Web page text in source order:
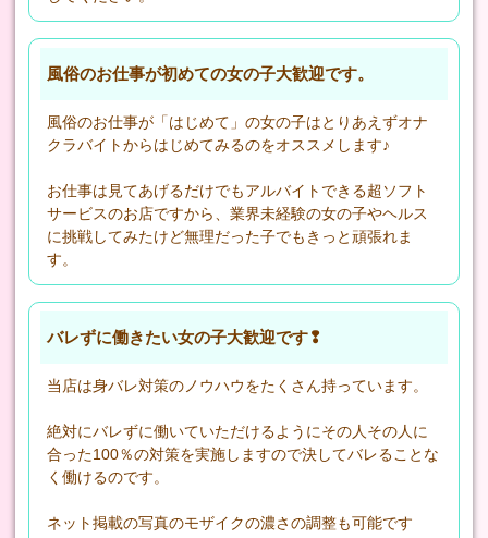
風俗のお仕事が初めての女の子大歓迎です。
風俗のお仕事が「はじめて」の女の子はとりあえずオナ
クラバイトからはじめてみるのをオススメします♪
お仕事は見てあげるだけでもアルバイトできる超ソフト
サービスのお店ですから、業界未経験の女の子やヘルス
に挑戦してみたけど無理だった子でもきっと頑張れま
す。
バレずに働きたい女の子大歓迎です❢
当店は身バレ対策のノウハウをたくさん持っています。
絶対にバレずに働いていただけるようにその人その人に
合った100％の対策を実施しますので決してバレることな
く働けるのです。
ネット掲載の写真のモザイクの濃さの調整も可能です